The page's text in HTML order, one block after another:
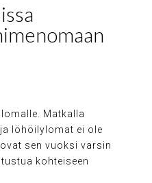
Matkalla
löhöilylomat ei ole
sen vuoksi varsin
kohteiseen